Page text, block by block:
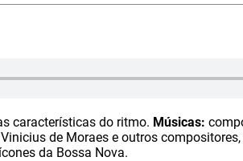
características do ritmo. Músicas:
de Moraes e outros
da Bossa Nova.